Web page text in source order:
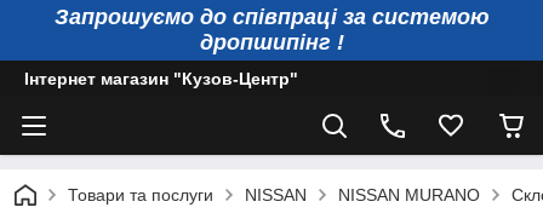
Запрошуємо до співпраці за системою
дропшипінг !
Інтернет магазин "Кузов-Центр"
Товари та послуги NISSAN NISSAN MURANO